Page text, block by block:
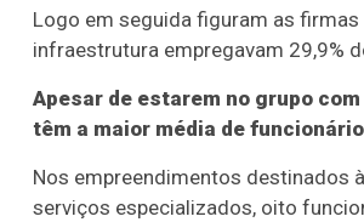
Logo em seguida figuram as
infraestrutura empregavam 29,9%
Apesar de estarem no grupo
têm a maior média de
Nos empreendimentos destinados
serviços especializados, oito